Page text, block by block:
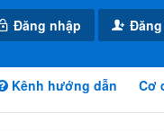
Đăng nhập
Kênh hướng dẫn Cơ